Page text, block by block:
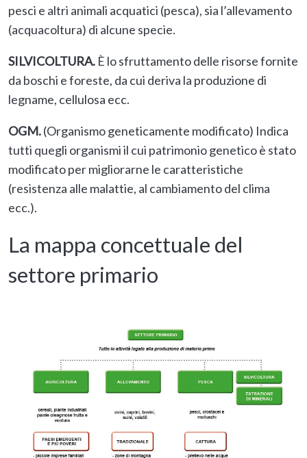
pesci e altri animali acquatici (pesca), sia l’allevamento
(acquacoltura) di alcune specie.
SILVICOLTURA. È lo sfruttamento delle risorse fornite
da boschi e foreste, da cui deriva la produzione di
legname, cellulosa ecc.
OGM.(Organismo geneticamente modificato) Indica
tutti quegli organismi il cui patrimonio genetico è stato
modificato per migliorarne le caratteristiche
(resistenza alle malattie, al cambiamento del clima
ecc.).
La mappa concettuale del
settore primario